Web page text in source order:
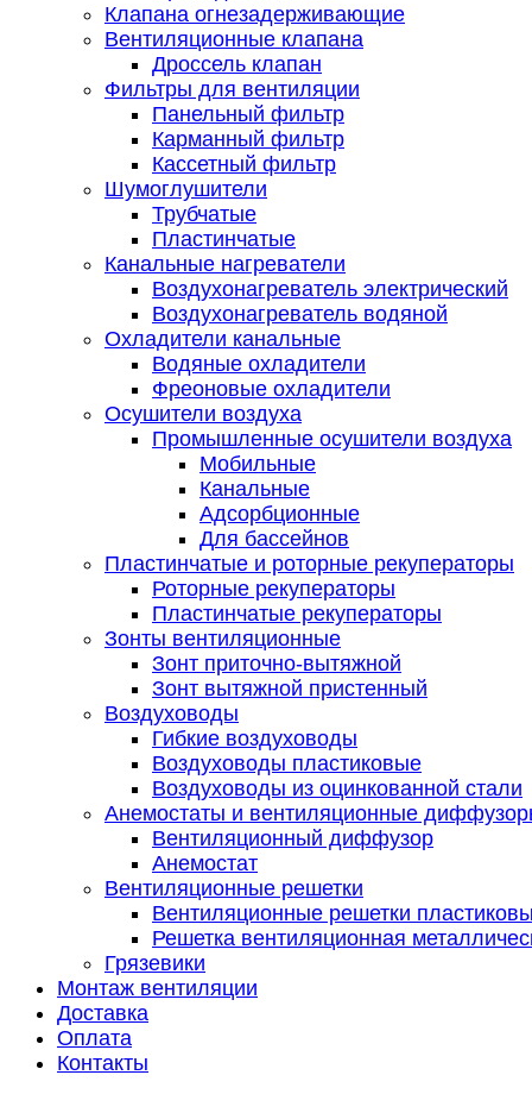
Клапана огнезадерживающие
Вентиляционные клапана
Дроссель клапан
Фильтры для вентиляции
Панельный фильтр
Карманный фильтр
Кассетный фильтр
Шумоглушители
Трубчатые
Пластинчатые
Канальные нагреватели
Воздухонагреватель электрический
Воздухонагреватель водяной
Охладители канальные
Водяные охладители
Фреоновые охладители
Осушители воздуха
Промышленные осушители воздуха
Мобильные
Канальные
Адсорбционные
Для бассейнов
Пластинчатые и роторные рекуператоры
Роторные рекуператоры
Пластинчатые рекуператоры
Зонты вентиляционные
Зонт приточно-вытяжной
Зонт вытяжной пристенный
Воздуховоды
Гибкие воздуховоды
Воздуховоды пластиковые
Воздуховоды из оцинкованной стали
Анемостаты и вентиляционные
Вентиляционный диффузор
Анемостат
Вентиляционные решетки
Вентиляционные решетки
Решетка вентиляционная
Грязевики
Монтаж вентиляции
Доставка
Оплата
Контакты